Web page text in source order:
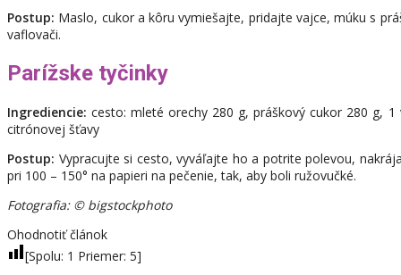
Postup: Maslo, cukor a kôru vymiešajte, pridajte vajce, múku s
vaflovači.
Parížske tyčinky
Ingrediencie: cesto: mleté orechy 280 g, práškový cukor 280 g,
citrónovej šťavy
Postup: Vypracujte si cesto, vyváľajte ho a potrite polevou,
pri 100 – 150° na papieri na pečenie, tak, aby boli ružovučké.
Fotografia: © bigstockphoto
Ohodnotiť článok
[Spolu: 1 Priemer: 5]